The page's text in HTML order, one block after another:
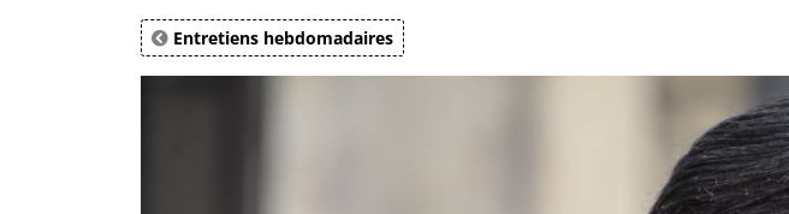
Entretiens hebdomadaires